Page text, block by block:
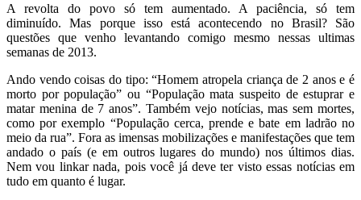
A revolta do povo só tem aumentado. A paciência, só tem
diminuído. Mas porque isso está acontecendo no Brasil? São
questões que venho levantando comigo mesmo nessas ultimas
semanas de 2013.
Ando vendo coisas do tipo: “Homem atropela criança de 2 anos e é
morto por população” ou “População mata suspeito de estuprar e
matar menina de 7 anos”. Também vejo notícias, mas sem mortes,
como por exemplo “População cerca, prende e bate em ladrão no
meio da rua”. Fora as imensas mobilizações e manifestações que tem
andado o país (e em outros lugares do mundo) nos últimos dias.
Nem vou linkar nada, pois você já deve ter visto essas notícias em
tudo em quanto é lugar.